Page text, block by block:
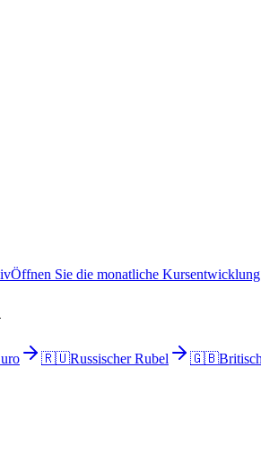
Öffnen Sie die monatliche
🇷🇺Russischer Rubel 🇬🇧